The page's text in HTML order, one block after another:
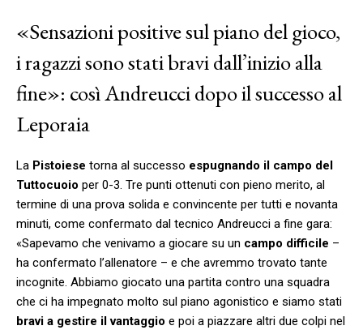
«Sensazioni positive sul piano del gioco,
i ragazzi sono stati bravi dall’inizio alla
fine»: così Andreucci dopo il successo al
Leporaia
La Pistoiese torna al successo espugnando il campo del
Tuttocuoio per 0-3. Tre punti ottenuti con pieno merito, al
termine di una prova solida e convincente per tutti e novanta
minuti, come confermato dal tecnico Andreucci a fine gara:
«Sapevamo che venivamo a giocare su un campo difficile –
ha confermato l’allenatore – e che avremmo trovato tante
incognite. Abbiamo giocato una partita contro una squadra
che ci ha impegnato molto sul piano agonistico e siamo stati
bravi a gestire il vantaggio e poi a piazzare altri due colpi nel